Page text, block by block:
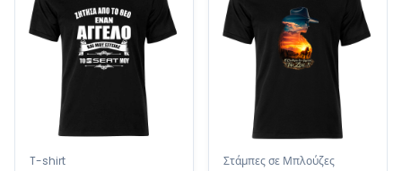
T-shirt Στάμπες σε Μπλούζες